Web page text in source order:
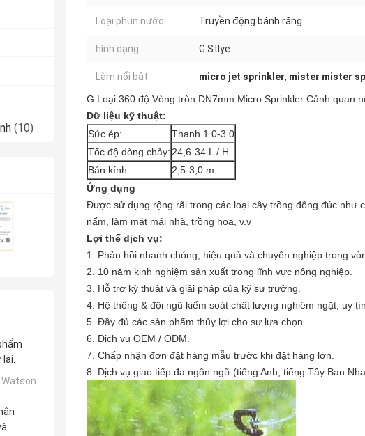
(10)
Loại phun nước:: Truyền động bánh răng
hình dạng: G Stlye
Làm nổi bật: micro jet sprinkler, mister mister
G Loại 360 độ Vòng tròn DN7mm Micro Sprinkler Cảnh quan
Dữ liệu kỹ thuật:
Sức ép:
Thanh 1.0-3.0
Tốc độ dòng chảy:24,6-34 L / H
Bán kính:
2,5-3,0 m
Ứng dụng
Được sử dụng rộng rãi trong các loại cây trồng đông đúc như
nấm, làm mát mái nhà, trồng hoa, v.v
Lợi thế dịch vụ:
1. Phản hồi nhanh chóng, hiệu quả và chuyên nghiệp trong
2. 10 năm kinh nghiệm sản xuất trong lĩnh vực nông nghiệp.
3. Hỗ trợ kỹ thuật và giải pháp của kỹ sư trưởng.
4. Hệ thống & đội ngũ kiểm soát chất lượng nghiêm ngặt, uy
5. Đầy đủ các sản phẩm thủy lợi cho sự lựa chọn.
6. Dịch vụ OEM / ODM.
7. Chấp nhận đơn đặt hàng mẫu trước khi đặt hàng lớn.
8. Dịch vụ giao tiếp đa ngôn ngữ (tiếng Anh, tiếng Tây Ban